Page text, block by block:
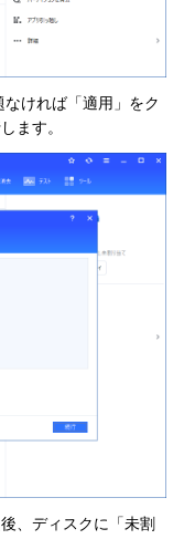
ければ「適用」をク
ます。
、ディスクに「未割